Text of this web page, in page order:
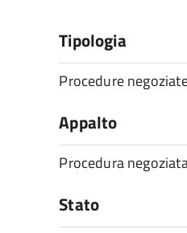
Tipologia
Procedure
Appalto
Procedura
Stato